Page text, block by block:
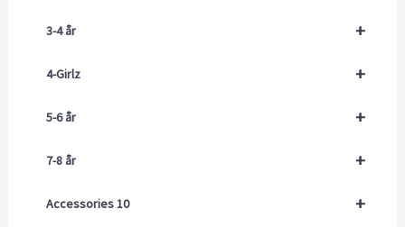
+
3-4 år
+
4-Girlz
+
5-6 år
+
7-8 år
+
Accessories 10